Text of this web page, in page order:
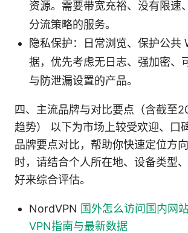
资源。需要带宽充裕、没有限速
分流策略的服务。
隐私保护：日常浏览、保护公共
据，优先考虑无日志、强加密、
与防泄漏设置的产品。
四、主流品牌与对比要点（含截至
趋势） 以下为市场上较受欢迎、口
品牌要点对比，帮助你快速定位方
时，请结合个人所在地、设备类型
好来综合评估。
NordVPN 国外怎么访问国内网
VPN指南与最新数据